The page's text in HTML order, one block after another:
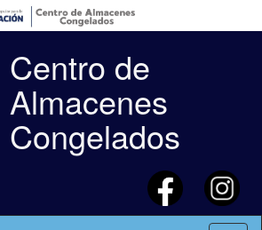
Centro de
Almacenes
Congelados